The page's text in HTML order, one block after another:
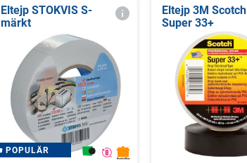
Eltejp STOKVIS S-
märkt
POPULÄR
Eltejp 3M Scotch
Super 33+